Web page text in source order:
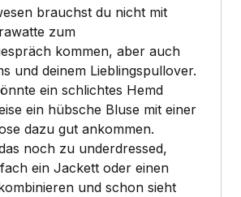
brauchst du nicht mit
zum
kommen, aber auch
und deinem Lieblingspullover.
ein schlichtes Hemd
ein hübsche Bluse mit einer
dazu gut ankommen.
noch zu underdressed,
ein Jackett oder einen
und schon sieht